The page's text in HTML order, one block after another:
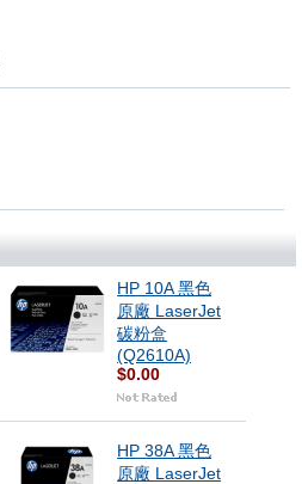
HP 10A 黑色
原廠 LaserJet
碳粉盒
(Q2610A)
$0.00
HP 38A 黑色
原廠 LaserJet